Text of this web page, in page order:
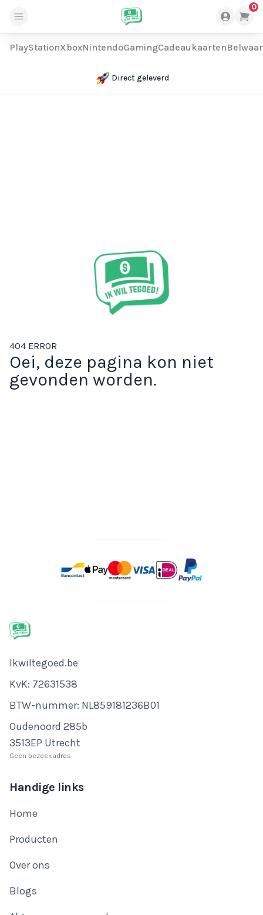
0
PlayStationXboxNintendoGamingCadeaukaarten
Direct geleverd
404 ERROR
Oei, deze pagina kon niet
gevonden worden.
Bedrijfsnaam
Ikwiltegoed.be
KvK-nummer
KvK: 72631538
Btw-nummer
BTW-nummer: NL859181236B01
Adres
Oudenoord 285b
3513EP Utrecht
Geen bezoekadres
Handige links
Home
Producten
Over ons
Blogs